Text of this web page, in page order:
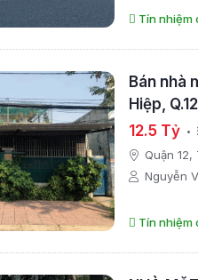
Tín nhiệm
Bán nhà
Hiệp,
(TL)
12.5 Tỷ
Quận
Nguyễn
Tín nhiệm